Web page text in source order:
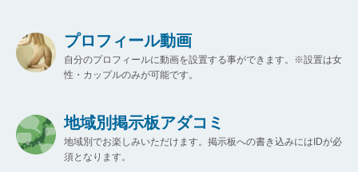
プロフィール動画
自分のプロフィールに動画を設置する事ができます。※設置は女
性・カップルのみが可能です。
地域別掲示板アダコミ
地域別でお楽しみいただけます。掲示板への書き込みにはIDが必
須となります。